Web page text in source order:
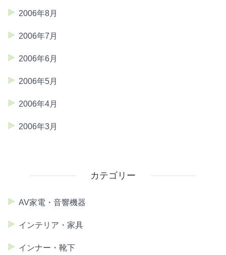
2006年8月
2006年7月
2006年6月
2006年5月
2006年4月
2006年3月
カテゴリー
AV家電・音響機器
インテリア・家具
インナー・靴下